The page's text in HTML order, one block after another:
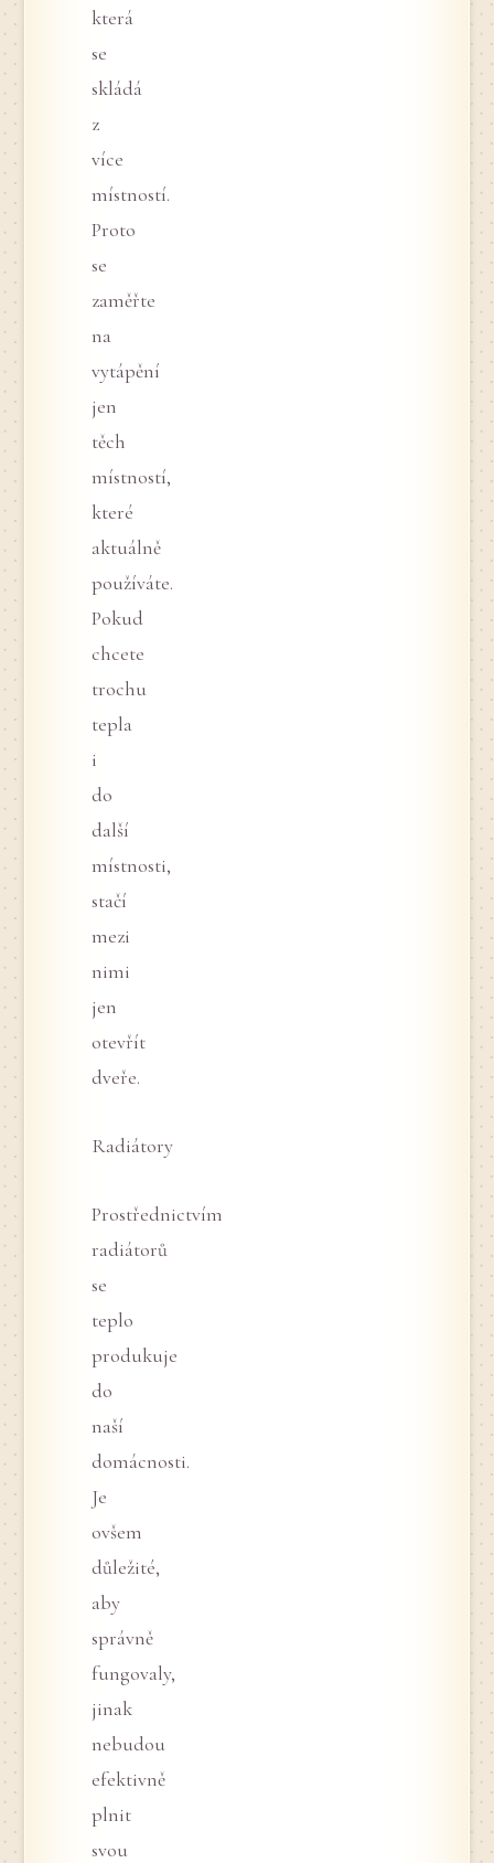
která
se
skládá
z
více
místností.
Proto
se
zaměřte
na
vytápění
jen
těch
místností,
které
aktuálně
používáte.
Pokud
chcete
trochu
tepla
i
do
další
místnosti,
stačí
mezi
nimi
jen
otevřít
dveře.
Radiátory
Prostřednictvím
radiátorů
se
teplo
produkuje
do
naší
domácnosti.
Je
ovšem
důležité,
aby
správně
fungovaly,
jinak
nebudou
efektivně
plnit
svou